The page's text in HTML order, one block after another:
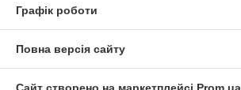
Графік роботи
Повна версія сайту